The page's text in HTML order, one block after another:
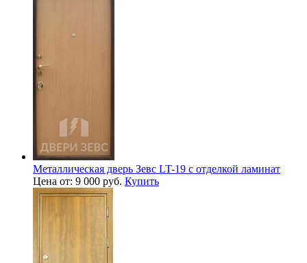
Металлическая дверь Зевс LT-19 с отделкой ламинат
Цена от: 9 000 руб. Купить